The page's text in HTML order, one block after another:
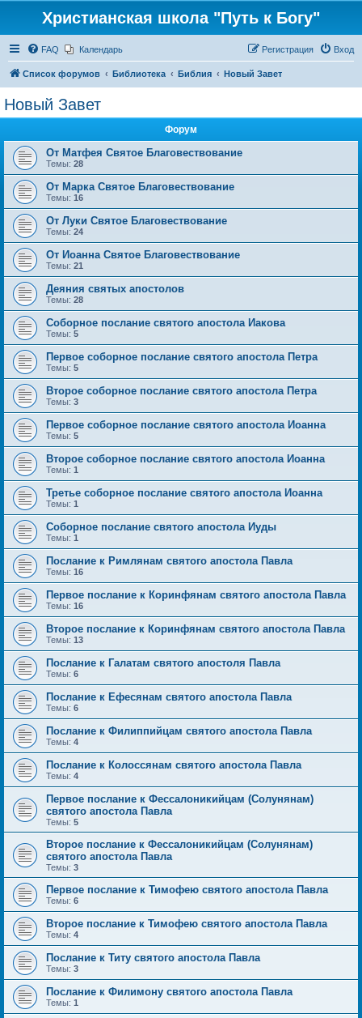
Христианская школа "Путь к Богу"
FAQ Календарь Вход
Регистрация
Список форумов Библиотека Библия Новый Завет
Новый Завет
Форум
От Матфея Святое Благовествование
Темы: 28
От Марка Святое Благовествование
Темы: 16
От Луки Святое Благовествование
Темы: 24
От Иоанна Святое Благовествование
Темы: 21
Деяния святых апостолов
Темы: 28
Соборное послание святого апостола Иакова
Темы: 5
Первое соборное послание святого апостола Петра
Темы: 5
Второе соборное послание святого апостола Петра
Темы: 3
Первое соборное послание святого апостола Иоанна
Темы: 5
Второе соборное послание святого апостола Иоанна
Темы: 1
Третье соборное послание святого апостола Иоанна
Темы: 1
Соборное послание святого апостола Иуды
Темы: 1
Послание к Римлянам святого апостола Павла
Темы: 16
Первое послание к Коринфянам святого апостола Павла
Темы: 16
Второе послание к Коринфянам святого апостола Павла
Темы: 13
Послание к Галатам святого апостоля Павла
Темы: 6
Послание к Ефесянам святого апостола Павла
Темы: 6
Послание к Филиппийцам святого апостола Павла
Темы: 4
Послание к Колоссянам святого апостола Павла
Темы: 4
Первое послание к Фессалоникийцам (Солунянам)
святого апостола Павла
Темы: 5
Второе послание к Фессалоникийцам (Солунянам)
святого апостола Павла
Темы: 3
Первое послание к Тимофею святого апостола Павла
Темы: 6
Второе послание к Тимофею святого апостола Павла
Темы: 4
Послание к Титу святого апостола Павла
Темы: 3
Послание к Филимону святого апостола Павла
Темы: 1